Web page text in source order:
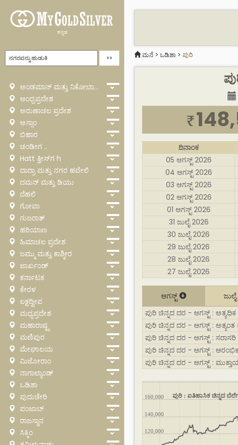
ಕನ್ನಡ
ಅಂಡಮಾನ್ ಮತ್ತು ನಿಕೋಬಾರ್
ಆಂಧ್ರಪ್ರದೇಶ
ಅರುಣಾಚಲ ಪ್ರದೇಶ
ಅಸ್ಸಾಂ
ಬಿಹಾರ
ಚಂಡೀಗ ..
Hatt ತ್ತೀಸ್‌ಗ h
ದಾದ್ರಾ ಮತ್ತು ನಗರ ಹವೇಲಿ
ದಮನ್ ಮತ್ತು ಡಿಯು
ದೆಹಲಿ
ಗೋವಾ
ಗುಜರಾತ್
ಹರಿಯಾಣ
ಹಿಮಾಚಲ ಪ್ರದೇಶ
ಜಮ್ಮು ಮತ್ತು ಕಾಶ್ಮೀರ
ಜಾರ್ಖಂಡ್
ಕರ್ನಾಟಕ
ಕೇರಳ
ಲಕ್ಷದ್ವೀಪ
ಮಧ್ಯಪ್ರದೇಶ
ಮಹಾರಾಷ್ಟ್ರ
ಮಣಿಪುರ
ಮೇಘಾಲಯ
ಮಿಜೋರಾಂ
ನಾಗಾಲ್ಯಾಂಡ್
ಒಡಿಶಾ
ಪುದುಚೇರಿ
ಪಂಜಾಬ್
ರಾಜಸ್ಥಾನ
ಸಿಕ್ಕಿಂ
ಮನೆ > ಒಡಿಶಾ > ಪುರಿ
₹
ದಿನಾಂಕ
05 ಆಗಸ್ಟ್ 2026
04 ಆಗಸ್ಟ್ 2026
03 ಆಗಸ್ಟ್ 2026
02 ಆಗಸ್ಟ್ 2026
01 ಆಗಸ್ಟ್ 2026
31 ಜುಲೈ 2026
30 ಜುಲೈ 2026
29 ಜುಲೈ 2026
28 ಜುಲೈ 2026
27 ಜುಲೈ 2026
ಆಗಸ್ಟ್ ಜುಲೈ
ಪುರಿ ಚಿನ್ನದ ದರ - ಆಗಸ್ಟ್ :
ಪುರಿ ಚಿನ್ನದ ದರ - ಆಗಸ್ಟ್ :
ಪುರಿ ಚಿನ್ನದ ದರ - ಆಗಸ್ಟ್ :
ಪುರಿ ಚಿನ್ನದ ದರ - ಆಗಸ್ಟ್ :
ಪುರಿ ಚಿನ್ನದ ದರ - ಆಗಸ್ಟ್ :
ಪುರಿ : ಐತಿಹಾಸಿಕ ಚಿನ್ನದ
120,000
140,000
160,000